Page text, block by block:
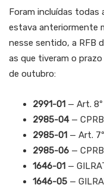
Foram incluídas todas
estava anteriormente
nesse sentido, a RFB
as que tiveram o
de outubro:
2991-01 — Art.
2985-04—
2985-01 — Art.
2985-06 —
1646-01 —
1646-05 —